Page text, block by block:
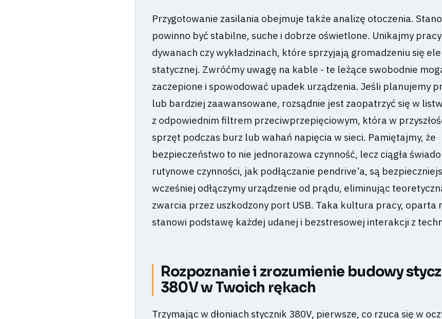
Przygotowanie zasilania obejmuje także analizę otoczenia.
powinno być stabilne, suche i dobrze oświetlone. Unikajmy
dywanach czy wykładzinach, które sprzyjają gromadzeniu się
statycznej. Zwróćmy uwagę na kable - te leżące swobodnie
zaczepione i spowodować upadek urządzenia. Jeśli planujemy
lub bardziej zaawansowane, rozsądnie jest zaopatrzyć się w
z odpowiednim filtrem przeciwprzepięciowym, która w
sprzęt podczas burz lub wahań napięcia w sieci. Pamiętajmy, że
bezpieczeństwo to nie jednorazowa czynność, lecz ciągła
rutynowe czynności, jak podłączanie pendrive’a, są
wcześniej odłączymy urządzenie od prądu, eliminując
zwarcia przez uszkodzony port USB. Taka kultura pracy, oparta
stanowi podstawę każdej udanej i bezstresowej interakcji z
Rozpoznanie i zrozumienie budowy
380V w Twoich rękach
Trzymając w dłoniach stycznik 380V, pierwsze, co rzuca się w